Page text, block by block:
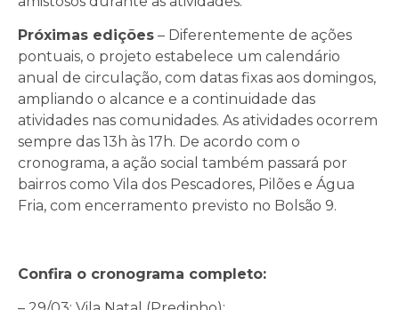
Próximas edições – Diferentemente de ações
pontuais, o projeto estabelece um calendário
anual de circulação, com datas fixas aos domingos,
ampliando o alcance e a continuidade das
atividades nas comunidades. As atividades ocorrem
sempre das 13h às 17h. De acordo com o
cronograma, a ação social também passará por
bairros como Vila dos Pescadores, Pilões e Água
Fria, com encerramento previsto no Bolsão 9.
Confira o cronograma completo: